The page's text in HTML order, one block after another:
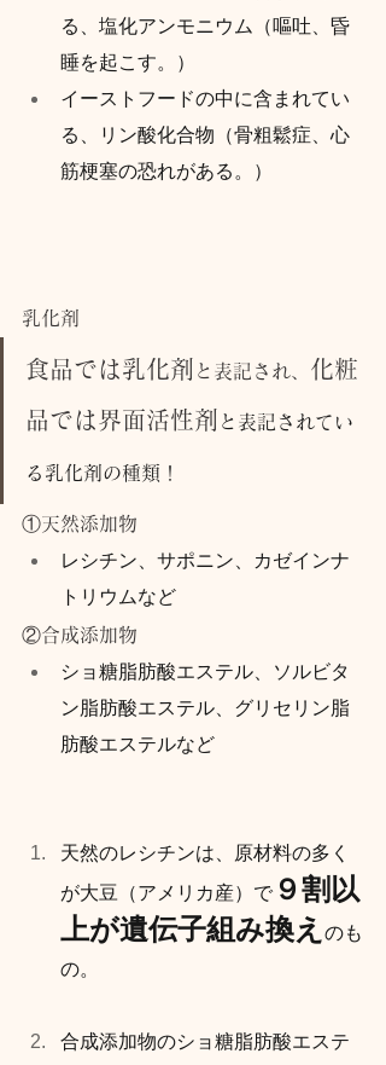
る、塩化アンモニウム（嘔吐、昏
睡を起こす。）
イーストフードの中に含まれてい
る、リン酸化合物（骨粗鬆症、心
筋梗塞の恐れがある。）
乳化剤
食品では乳化剤 と表記され、 化粧
品では界面活性剤 と表記されてい
る乳化剤の種類！
①天然添加物
レシチン、サポニン、カゼインナ
トリウムなど
②合成添加物
ショ糖脂肪酸エステル、ソルビタ
ン脂肪酸エステル、グリセリン脂
肪酸エステルなど
天然のレシチンは、原材料の多く
が大豆（アメリカ産）で９割以
上が遺伝子組み換え のも
の。
合成添加物のショ糖脂肪酸エステ